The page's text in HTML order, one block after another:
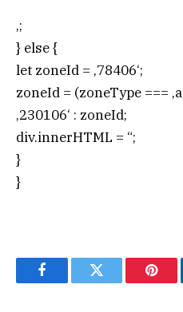
‚;
} else {
let zoneId = ‚78406‘;
zoneId = (zoneType ===
‚230106‘ : zoneId;
div.innerHTML = “;
}
}
FacebookTwitter